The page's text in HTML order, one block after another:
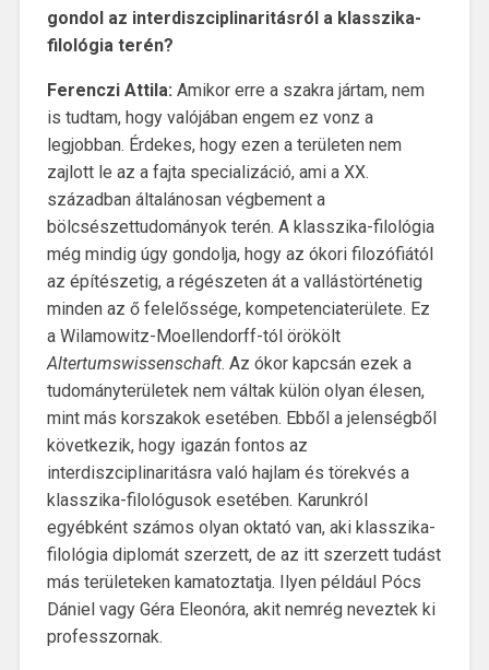
gondol az interdiszciplinaritásról a klasszika-
filológia terén?
Ferenczi Attila: Amikor erre a szakra jártam, nem
is tudtam, hogy valójában engem ez vonz a
legjobban. Érdekes, hogy ezen a területen nem
zajlott le az a fajta specializáció, ami a XX.
században általánosan végbement a
bölcsészettudományok terén. A klasszika-filológia
még mindig úgy gondolja, hogy az ókori filozófiától
az építészetig, a régészeten át a vallástörténetig
minden az ő felelőssége, kompetenciaterülete. Ez
a Wilamowitz-Moellendorff-tól örökölt
Altertumswissenschaft. Az ókor kapcsán ezek a
tudományterületek nem váltak külön olyan élesen,
mint más korszakok esetében. Ebből a jelenségből
következik, hogy igazán fontos az
interdiszciplinaritásra való hajlam és törekvés a
klasszika-filológusok esetében. Karunkról
egyébként számos olyan oktató van, aki klasszika-
filológia diplomát szerzett, de az itt szerzett tudást
más területeken kamatoztatja. Ilyen például Pócs
Dániel vagy Géra Eleonóra, akit nemrég neveztek ki
professzornak.